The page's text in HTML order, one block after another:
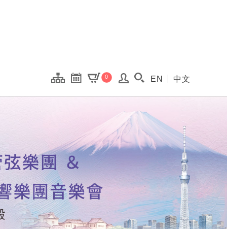
0 搜尋(開啟搜尋視窗)
EN 中文